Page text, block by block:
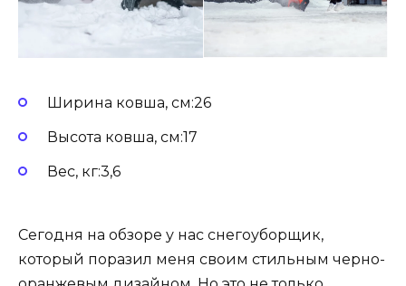
Ширина ковша, см:26
Высота ковша, см:17
Вес, кг:3,6
Сегодня на обзоре у нас снегоуборщик,
который поразил меня своим стильным черно-